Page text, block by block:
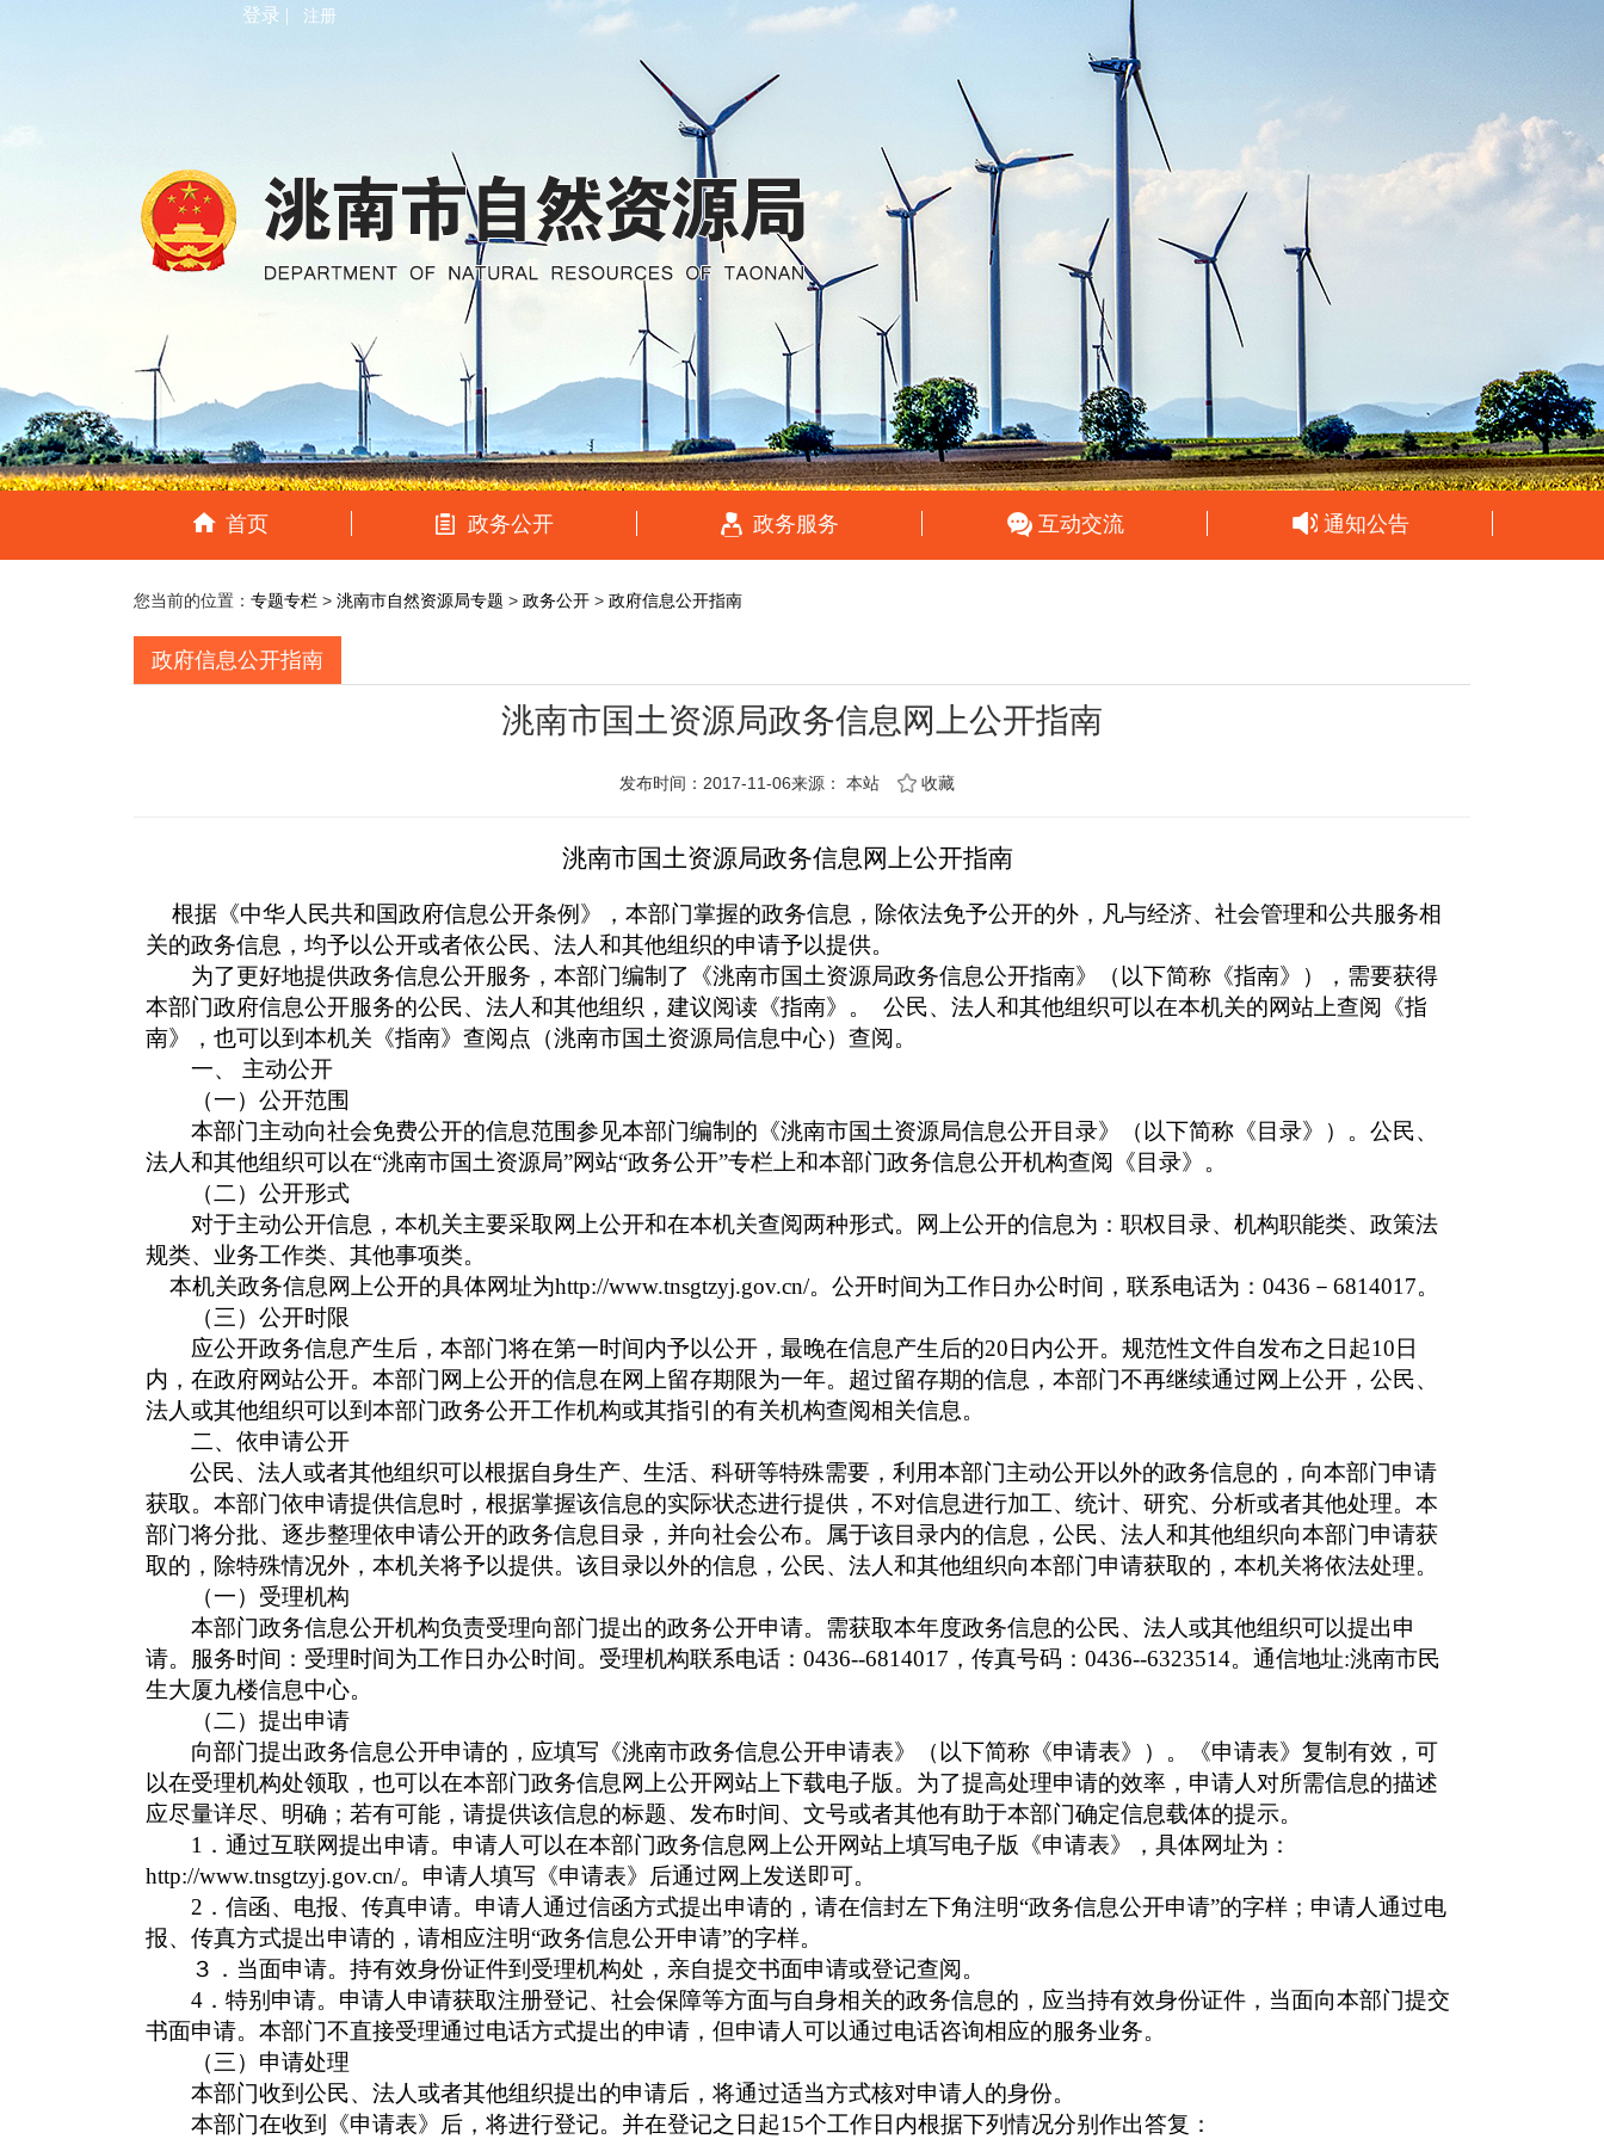
登录 | 注册
首页 政务公开 政务服务 互动交流 通知公告
您当前的位置： 专题专栏 > 洮南市自然资源局专题 > 政务公开 > 政府信息公开指南
政府信息公开指南
洮南市国土资源局政务信息网上公开指南
发布时间：2017-11-06来源： 本站 收藏
洮南市国土资源局政务信息网上公开指南
根据《中华人民共和国政府信息公开条例》，本部门掌握的政务信息，除依法免予公开的外，凡与经济、社会管理和公共服务相
关的政务信息，均予以公开或者依公民、法人和其他组织的申请予以提供。
为了更好地提供政务信息公开服务，本部门编制了《洮南市国土资源局政务信息公开指南》（以下简称《指南》），需要获得
本部门政府信息公开服务的公民、法人和其他组织，建议阅读《指南》。
公民、法人和其他组织可以在本机关的网站上查阅《指
南》，也可以到本机关《指南》查阅点（洮南市国土资源局信息中心）查阅。
一、
主动公开
（一）公开范围
本部门主动向社会免费公开的信息范围参见本部门编制的《洮南市国土资源局信息公开目录》（以下简称《目录》）。公民、
法人和其他组织可以在“洮南市国土资源局”网站“政务公开”专栏上和本部门政务信息公开机构查阅《目录》。
（二）公开形式
对于主动公开信息，本机关主要采取网上公开和在本机关查阅两种形式。网上公开的信息为：职权目录、机构职能类、政策法
规类、业务工作类、其他事项类。
本机关政务信息网上公开的具体网址为http://www.tnsgtzyj.gov.cn/。 公开时间为工作日办公时间，联系电话为： 0436 － 6814017。
（三）公开时限
应公开政务信息产生后，本部门将在第一时间内予以公开，最晚在信息产生后的20 日内公开。规范性文件自发布之日起10 日
内，在政府网站公开。本部门网上公开的信息在网上留存期限为一年。超过留存期的信息，本部门不再继续通过网上公开，公民、
法人或其他组织可以到本部门政务公开工作机构或其指引的有关机构查阅相关信息。
二、依申请公开
公民、法人或者其他组织可以根据自身生产、生活、科研等特殊需要，利用本部门主动公开以外的政务信息的，向本部门申请
获取。本部门依申请提供信息时，根据掌握该信息的实际状态进行提供，不对信息进行加工、统计、研究、分析或者其他处理。本
部门将分批、逐步整理依申请公开的政务信息目录，并向社会公布。属于该目录内的信息，公民、法人和其他组织向本部门申请获
取的，除特殊情况外，本机关将予以提供。该目录以外的信息，公民、法人和其他组织向本部门申请获取的，本机关将依法处理。
（一）受理机构
本部门政务信息公开机构负责受理向部门提出的政务公开申请。需获取本年度政务信息的公民、法人或其他组织可以提出申
请。服务时间：受理时间为工作日办公时间。受理机构联系电话： 0436--6814017 ，传真号码： 0436--6323514。通信地址:洮南市民
生大厦九楼信息中心。
（二）提出申请
向部门提出政务信息公开申请的，应填写《洮南市政务信息公开申请表》（以下简称《申请表》）。《申请表》复制有效，可
以在受理机构处领取，也可以在本部门政务信息网上公开网站上下载电子版。为了提高处理申请的效率，申请人对所需信息的描述
应尽量详尽、明确；若有可能，请提供该信息的标题、发布时间、文号或者其他有助于本部门确定信息载体的提示。
1 ．通过互联网提出申请。申请人可以在本部门政务信息网上公开网站上填写电子版《申请表》，具体网址为：
http://www.tnsgtzyj.gov.cn/。 申请人填写《申请表》后通过网上发送即可。
2 ．信函、电报、传真申请。申请人通过信函方式提出申请的，请在信封左下角注明“政务信息公开申请”的字样；申请人通过电
报、传真方式提出申请的，请相应注明“政务信息公开申请”的字样。
３．当面申请。持有效身份证件到受理机构处，亲自提交书面申请或登记查阅。
4 ．特别申请。申请人申请获取注册登记、社会保障等方面与自身相关的政务信息的，应当持有效身份证件，当面向本部门提交
书面申请。本部门不直接受理通过电话方式提出的申请，但申请人可以通过电话咨询相应的服务业务。
（三）申请处理
本部门收到公民、法人或者其他组织提出的申请后，将通过适当方式核对申请人的身份。
本部门在收到《申请表》后，将进行登记。并在登记之日起15个工作日内根据下列情况分别作出答复：